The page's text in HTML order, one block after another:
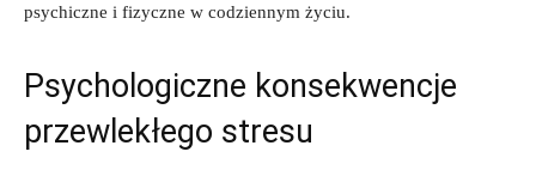
psychiczne i fizyczne w codziennym życiu.
Psychologiczne konsekwencje
przewlekłego stresu